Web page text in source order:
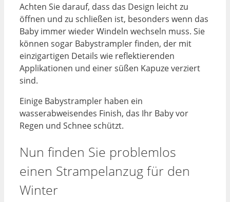
Achten Sie darauf, dass das Design leicht zu
öffnen und zu schließen ist, besonders wenn das
Baby immer wieder Windeln wechseln muss. Sie
können sogar Babystrampler finden, der mit
einzigartigen Details wie reflektierenden
Applikationen und einer süßen Kapuze verziert
sind.
Einige Babystrampler haben ein
wasserabweisendes Finish, das Ihr Baby vor
Regen und Schnee schützt.
Nun finden Sie problemlos
einen Strampelanzug für den
Winter